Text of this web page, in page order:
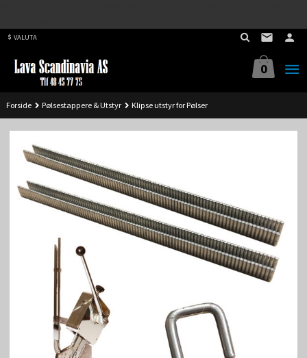
VALUTA
0
Forside Pølsestappere & Utstyr Klipse utstyr for Pølser